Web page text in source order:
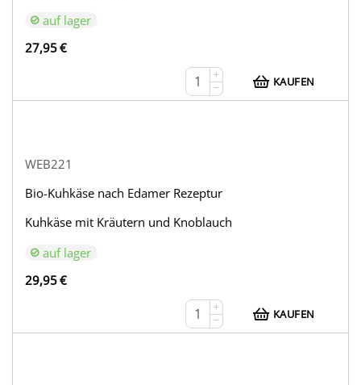
auf lager
27,95€
+
−
KAUFEN
WEB221
Bio-Kuhkäse nach Edamer Rezeptur
Kuhkäse mit Kräutern und Knoblauch
auf lager
29,95€
+
−
KAUFEN